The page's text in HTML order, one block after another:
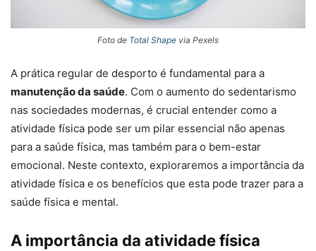
Foto de Total Shape via Pexels
A prática regular de desporto é fundamental para a
manutenção da saúde. Com o aumento do sedentarismo
nas sociedades modernas, é crucial entender como a
atividade física pode ser um pilar essencial não apenas
para a saúde física, mas também para o bem-estar
emocional. Neste contexto, exploraremos a importância da
atividade física e os benefícios que esta pode trazer para a
saúde física e mental.
A importância da atividade física